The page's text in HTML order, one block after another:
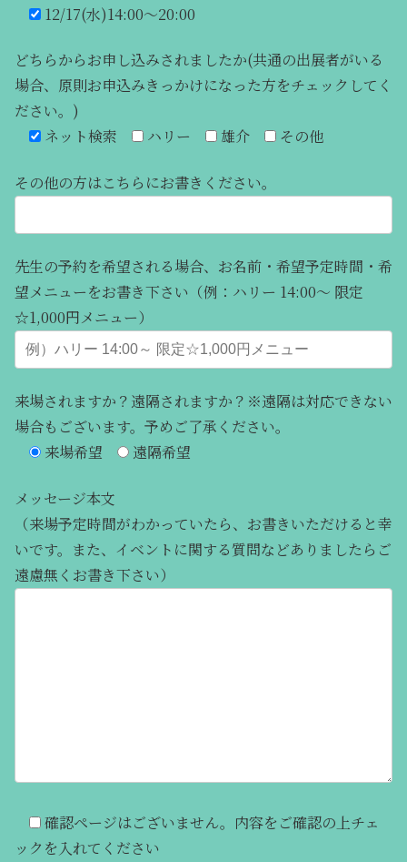
12/17(水)14:00～20:00
どちらからお申し込みされましたか(共通の出展者がいる
場合、原則お申込みきっかけになった方をチェックしてく
ださい。)
ネット検索
ハリー 雄介 その他
その他の方はこちらにお書きください。
先生の予約を希望される場合、お名前・希望予定時間・希
望メニューをお書き下さい（例：ハリー 14:00～ 限定
☆1,000円メニュー）
来場されますか？遠隔されますか？※遠隔は対応できない
場合もございます。予めご了承ください。
来場希望
遠隔希望
メッセージ本文
（来場予定時間がわかっていたら、お書きいただけると幸
いです。また、イベントに関する質問などありましたらご
遠慮無くお書き下さい）
確認ページはございません。内容をご確認の上チェ
ックを入れてください